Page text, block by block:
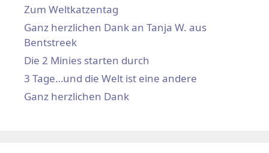
Zum Weltkatzentag
Ganz herzlichen Dank an Tanja W. aus
Bentstreek
Die 2 Minies starten durch
3 Tage…und die Welt ist eine andere
Ganz herzlichen Dank